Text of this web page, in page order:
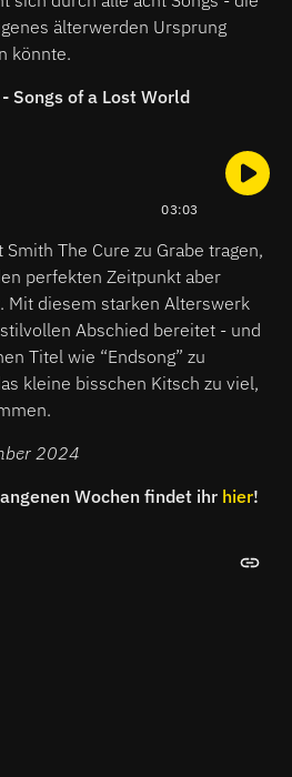
älterwerden Ursprung
könnte.
Songs of a Lost World
03:03
The Cure zu Grabe tragen,
perfekten Zeitpunkt aber
Mit diesem starken Alterswerk
Abschied bereitet - und
Titel wie “Endsong” zu
kleine bisschen Kitsch zu viel,
2024
Wochen findet ihr hier!